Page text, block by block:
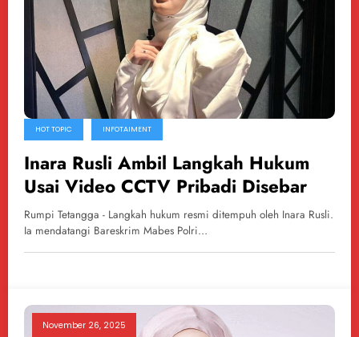
HOT TOPIC INFOTAIMENT
Inara Rusli Ambil Langkah Hukum
Usai Video CCTV Pribadi Disebar
Rumpi Tetangga - Langkah hukum resmi ditempuh oleh Inara Rusli.
Ia mendatangi Bareskrim Mabes Polri…
November 26, 2025